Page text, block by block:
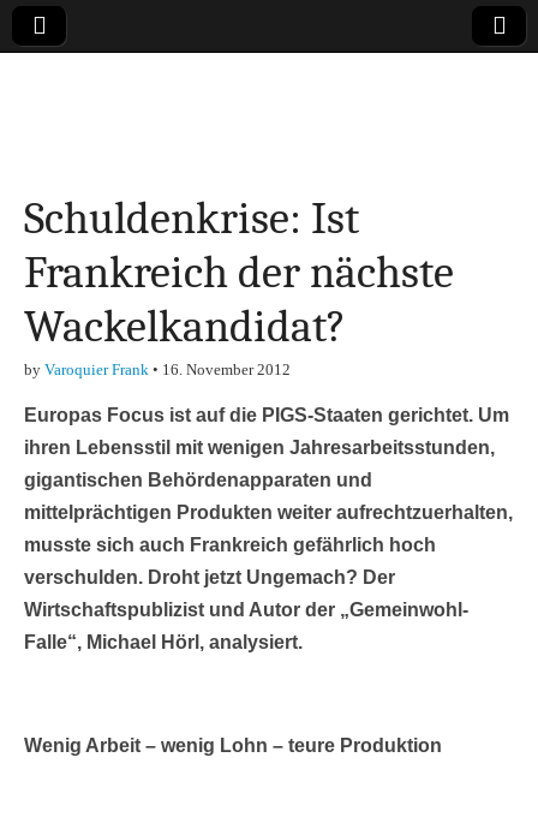
Finanzen,
Marketing-, Vertrieb-
& Investment-Tipps
Schuldenkrise: Ist
Frankreich der nächste
Wackelkandidat?
by Varoquier Frank • 16. November 2012
Europas Focus ist auf die PIGS-Staaten gerichtet. Um
ihren Lebensstil mit wenigen Jahresarbeitsstunden,
gigantischen Behördenapparaten und
mittelprächtigen Produkten weiter aufrechtzuerhalten,
musste sich auch Frankreich gefährlich hoch
verschulden. Droht jetzt Ungemach? Der
Wirtschaftspublizist und Autor der „Gemeinwohl-
Falle“, Michael Hörl, analysiert.
Wenig Arbeit – wenig Lohn – teure Produktion